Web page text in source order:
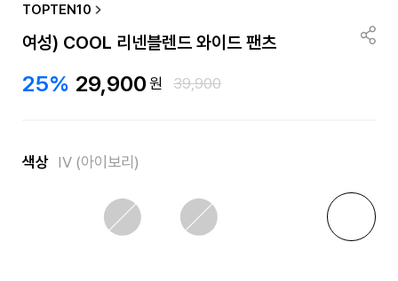
TOPTEN10
여성) COOL 리넨블렌드 와이드 팬츠
25% 29,900원 39,900
색상 IV (아이보리)